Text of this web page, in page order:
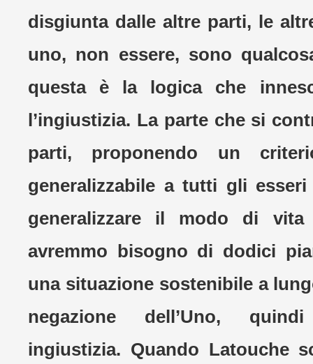
disgiunta dalle altre parti, le
uno, non essere, sono
questa è la logica che
l’ingiustizia. La parte che si
parti, proponendo un
generalizzabile a tutti gli
generalizzare il modo di
avremmo bisogno di dodici
una situazione sostenibile a
negazione dell’Uno,
ingiustizia. Quando Latouche